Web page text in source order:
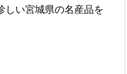
しい宮城県の名産品を